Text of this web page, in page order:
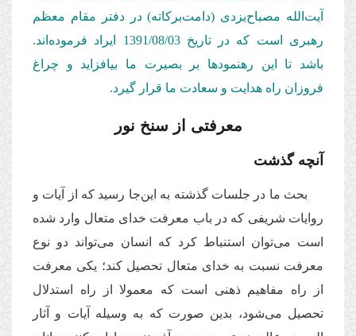
آیت‌الله مصباح‌یزدی (دامت‌بركاته) در دفتر مقام معظم
رهبری است كه در تاریخ 1391/08/03
ایراد فرموده‌اند.
باشد تا این رهنمودها بر بصیرت ما بیافزاید و چراغ
فروزان راه هدایت و سعادت ما قرار گیرد.
معرفتی از سنخ نور
آنچه گذشت
بحث ما در جلسات گذشته به این‌جا رسید که از آیات و
روایات شریفی که در باب معرفت خدای متعال وارد شده
است می‌توان استنباط کرد که انسان می‌تواند دو نوع
معرفت نسبت به خدای متعال تحصیل کند؛ یکی معرفت
از راه مفاهیم ذهنی است که معمولا از راه استدلال
تحصیل می‌شود، بدین صورت که به وسیله آیات و آثار